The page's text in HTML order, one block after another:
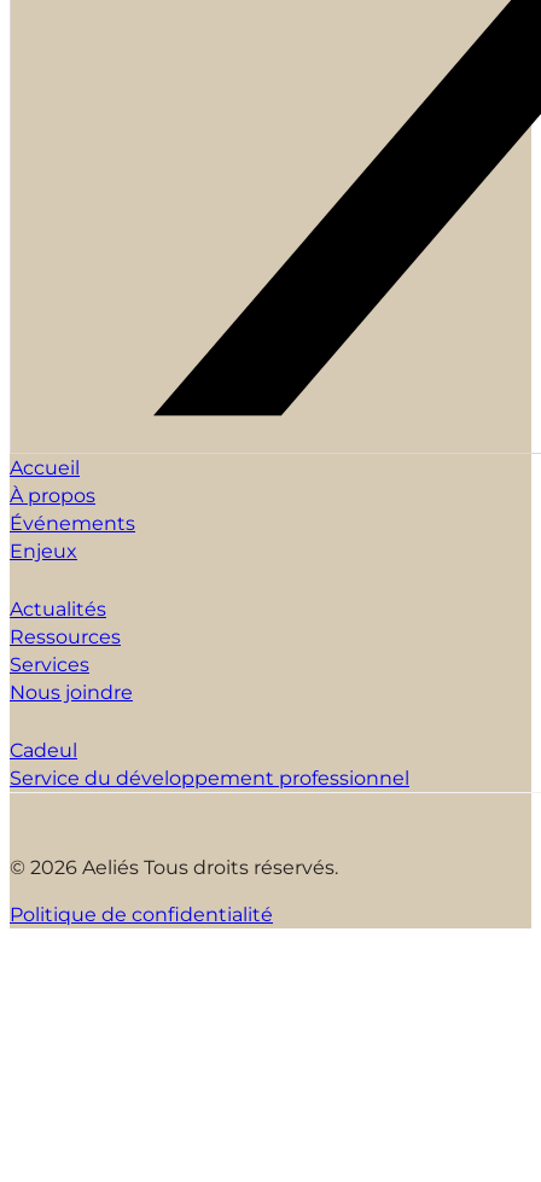
Accueil
À propos
Événements
Enjeux
Actualités
Ressources
Services
Nous joindre
Cadeul
Service du développement professionnel
© 2026 Aeliés Tous droits réservés.
Politique de confidentialité